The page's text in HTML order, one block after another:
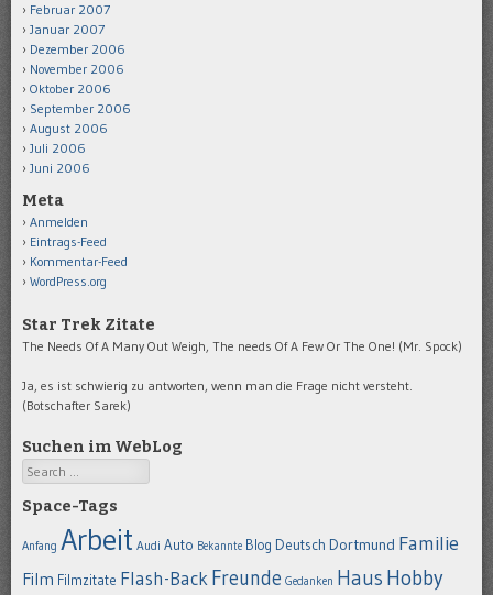
Februar 2007
Januar 2007
Dezember 2006
November 2006
Oktober 2006
September 2006
August 2006
Juli 2006
Juni 2006
Meta
Anmelden
Eintrags-Feed
Kommentar-Feed
WordPress.org
Star Trek Zitate
The Needs Of A Many Out Weigh, The needs Of A Few Or The One! (Mr. Spock)
Ja, es ist schwierig zu antworten, wenn man die Frage nicht versteht.
(Botschafter Sarek)
Suchen im WebLog
Search
Space-Tags
Anfang Arbeit Audi Auto Bekannte Blog Deutsch Dortmund Familie
Film Filmzitate Flash-BackFreunde Gedanken Haus Hobby